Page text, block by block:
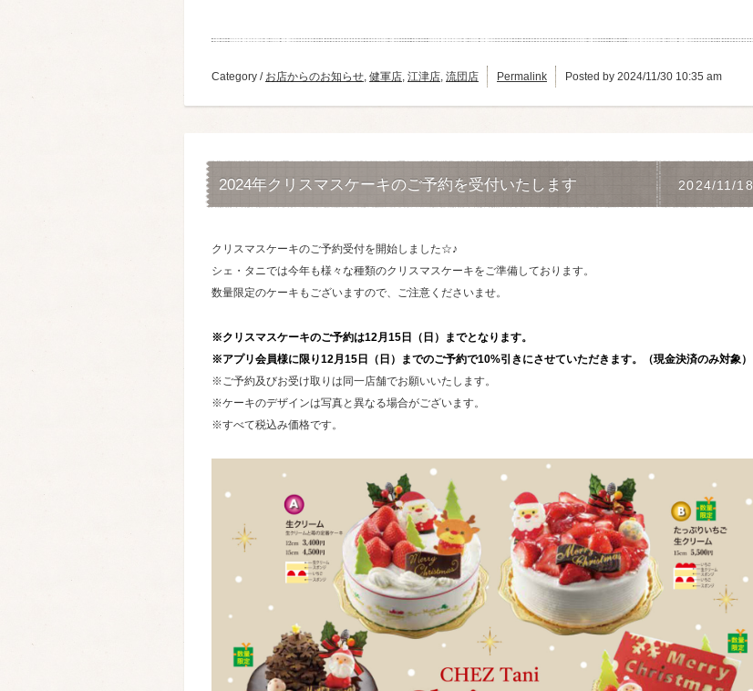
Category / お店からのお知らせ, 健軍店, 江津店, 流団店 Permalink Posted by 2024/11/30 10:35 am
2024年クリスマスケーキのご予約を受付いたします 2024/11/18
クリスマスケーキのご予約受付を開始しました☆♪
シェ・タニでは今年も様々な種類のクリスマスケーキをご準備しております。
数量限定のケーキもございますので、ご注意くださいませ。
※クリスマスケーキのご予約は12月15日（日）までとなります。
※アプリ会員様に限り12月15日（日）までのご予約で10%引きにさせていただきます。（現金決済のみ対象）
※ご予約及びお受け取りは同一店舗でお願いいたします。
※ケーキのデザインは写真と異なる場合がございます。
※すべて税込み価格です。